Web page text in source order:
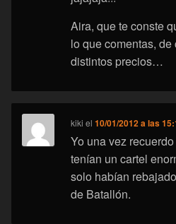
Aira, que te conste
lo que comentas,
distintos precios…
kiki el10/01/2012 a las
Yo una vez
tenían un cartel
solo habían
de Batallón.